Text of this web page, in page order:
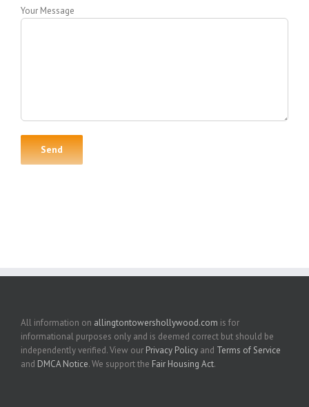
Your Message
All information on allingtontowershollywood.com is for
informational purposes only and is deemed correct but should be
independently verified. View our Privacy Policy and Terms of Service
and DMCA Notice. We support the Fair Housing Act.